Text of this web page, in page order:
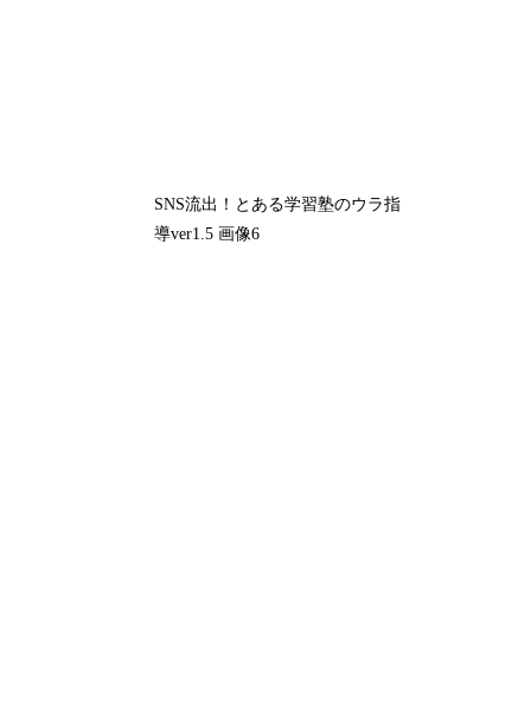
SNS流出！とある学習塾のウラ指
導ver1.5 画像6